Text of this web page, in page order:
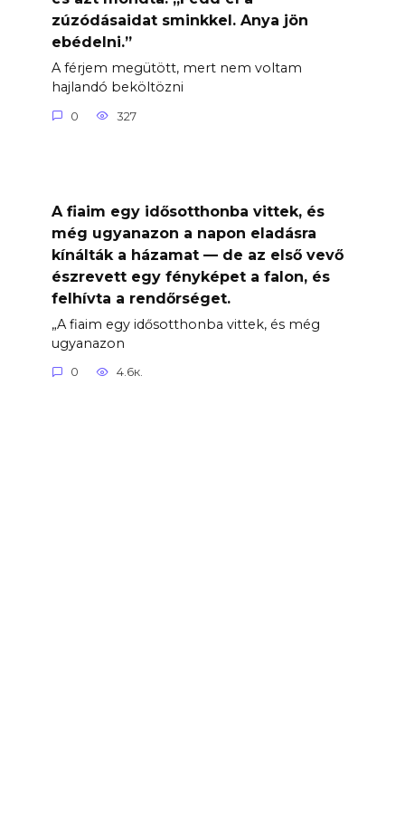
zúzódásaidat sminkkel. Anya jön
ebédelni.”
A férjem megütött, mert nem voltam
hajlandó beköltözni
0 327
A fiaim egy idősotthonba vittek, és
még ugyanazon a napon eladásra
kínálták a házamat — de az első vevő
észrevett egy fényképet a falon, és
felhívta a rendőrséget.
„A fiaim egy idősotthonba vittek, és még
ugyanazon
0 4.6к.